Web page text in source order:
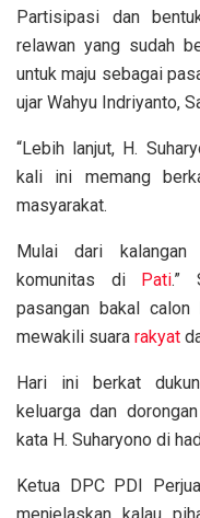
Partisipasi dan
relawan yang sudah
untuk maju sebagai
ujar Wahyu Indriyanto,
“Lebih lanjut, H.
kali ini memang
masyarakat.
Mulai dari kalangan
komunitas di Pati.”
pasangan bakal
mewakili suara rakyat
Hari ini berkat
keluarga dan
kata H. Suharyono di
Ketua DPC PDI